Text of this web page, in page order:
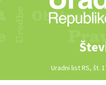
Uradni list RS, št.